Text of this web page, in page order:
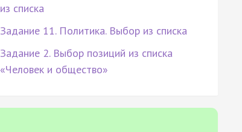
из списка
Задание 11. Политика. Выбор из списка
Задание 2. Выбор позиций из списка
«Человек и общество»